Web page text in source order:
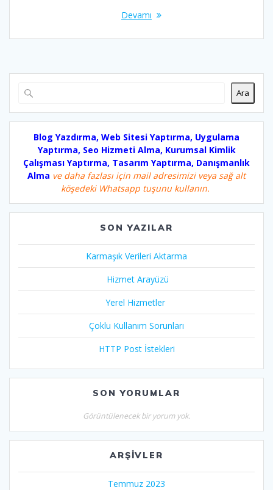
Devamı
Ara
Blog Yazdırma, Web Sitesi Yaptırma, Uygulama
Yaptırma, Seo Hizmeti Alma, Kurumsal Kimlik
Çalışması Yaptırma, Tasarım Yaptırma, Danışmanlık
Alma ve daha fazlası için mail adresimizi veya sağ alt
köşedeki Whatsapp tuşunu kullanın.
SON YAZILAR
Karmaşık Verileri Aktarma
Hizmet Arayüzü
Yerel Hizmetler
Çoklu Kullanım Sorunları
HTTP Post İstekleri
SON YORUMLAR
Görüntülenecek bir yorum yok.
ARŞIVLER
Temmuz 2023